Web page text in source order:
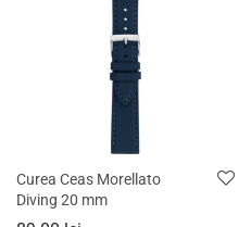
Curea Ceas Morellato
Diving 20 mm